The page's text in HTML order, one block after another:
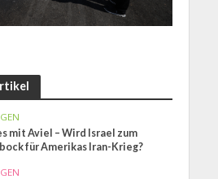
mit Aviel – Wird Israel zum
für Amerikas Iran-Krieg?